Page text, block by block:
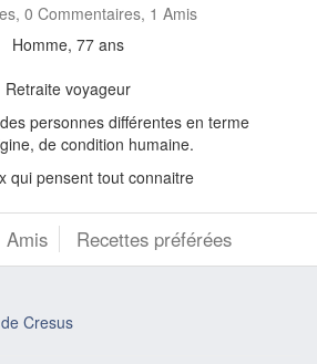
0 Commentaires, 1 Amis
Homme, 77 ans
Retraite voyageur
personnes différentes en terme
de condition humaine.
qui pensent tout connaitre
Amis Recettes préférées
Cresus